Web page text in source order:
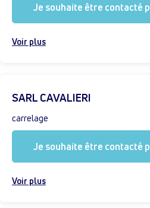
Je souhaite être contacté
Voir plus
SARL CAVALIERI
carrelage
Je souhaite être contacté
Voir plus